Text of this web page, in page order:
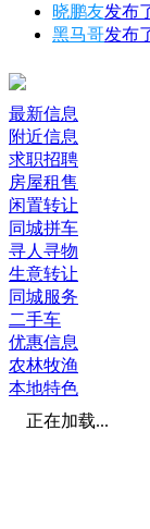
晓鹏友发布
黑马哥发布
最新信息
附近信息
求职招聘
房屋租售
闲置转让
同城拼车
寻人寻物
生意转让
同城服务
二手车
优惠信息
农林牧渔
本地特色
正在加载...